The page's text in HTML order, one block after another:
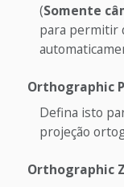
(Somente
para permitir
Orthographic
Defina isto
projeção
Orthographic